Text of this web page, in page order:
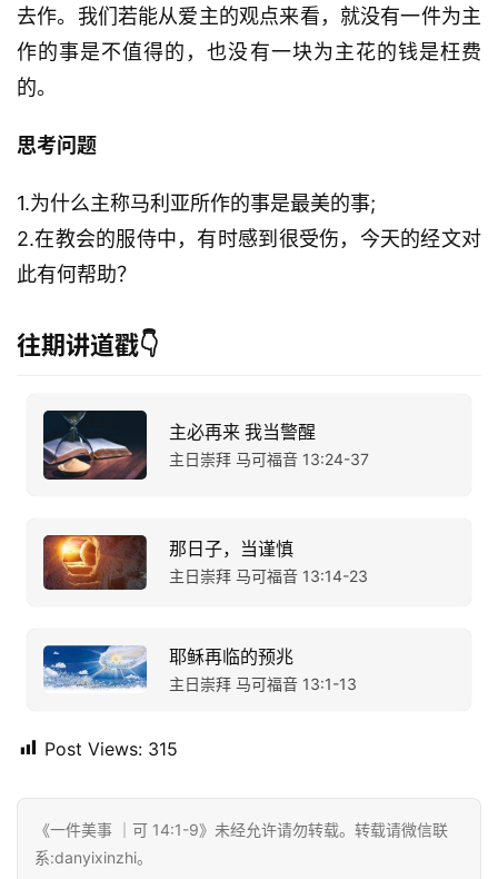
去作。我们若能从爱主的观点来看，就没有一件为主
作的事是不值得的，也没有一块为主花的钱是枉费
的。
思考问题
1.为什么主称马利亚所作的事是最美的事;
2.在教会的服侍中，有时感到很受伤，今天的经文对
此有何帮助？
往期讲道戳👇
主必再来 我当警醒
主日崇拜 马可福音 13:24-37
那日子，当谨慎
主日崇拜 马可福音 13:14-23
耶稣再临的预兆
主日崇拜 马可福音 13:1-13
Post Views: 315
《一件美事 ｜可 14:1-9》未经允许请勿转载。转载请微信联
系:danyixinzhi。